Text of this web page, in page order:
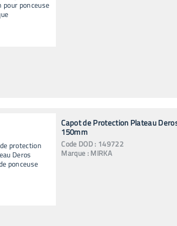
Capot de Protection Plateau
150mm
Code DOD: 149722
Marque :MIRKA